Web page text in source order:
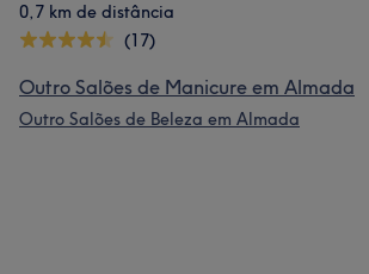
0,7 km de distância
(17)
Outro Salões de Manicure em Almada
Outro Salões de Beleza em Almada